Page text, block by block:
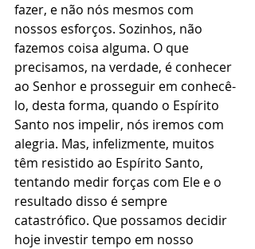
fazer, e não nós mesmos com
nossos esforços. Sozinhos, não
fazemos coisa alguma. O que
precisamos, na verdade, é conhecer
ao Senhor e prosseguir em conhecê-
lo, desta forma, quando o Espírito
Santo nos impelir, nós iremos com
alegria. Mas, infelizmente, muitos
têm resistido ao Espírito Santo,
tentando medir forças com Ele e o
resultado disso é sempre
catastrófico. Que possamos decidir
hoje investir tempo em nosso